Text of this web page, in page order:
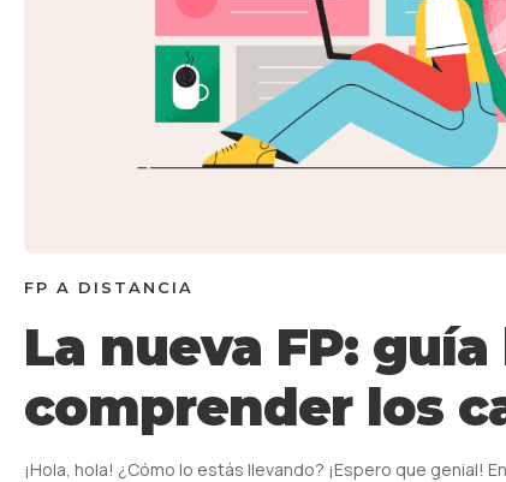
FP A DISTANCIA
La nueva FP:
comprender los
¡Hola, hola! ¿Cómo lo estás llevando? ¡Espero que genial!